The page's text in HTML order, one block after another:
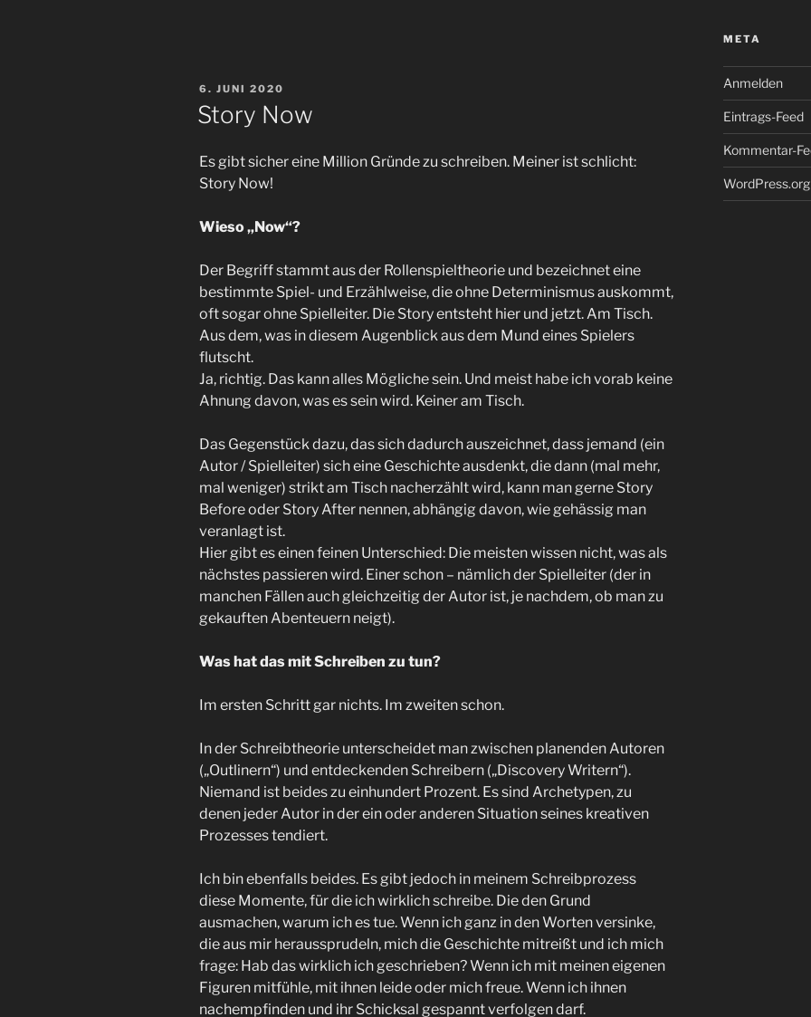
VERÖFFENTLICHT
6. JUNI 2020
Story Now
Es gibt sicher eine Million Gründe zu schreiben. Meiner ist schlicht:
Story Now!
Wieso „Now“?
Der Begriff stammt aus der Rollenspieltheorie und bezeichnet eine
bestimmte Spiel- und Erzählweise, die ohne Determinismus auskommt,
oft sogar ohne Spielleiter. Die Story entsteht hier und jetzt. Am Tisch.
Aus dem, was in diesem Augenblick aus dem Mund eines Spielers
flutscht.
Ja, richtig. Das kann alles Mögliche sein. Und meist habe ich vorab keine
Ahnung davon, was es sein wird. Keiner am Tisch.
Das Gegenstück dazu, das sich dadurch auszeichnet, dass jemand (ein
Autor / Spielleiter) sich eine Geschichte ausdenkt, die dann (mal mehr,
mal weniger) strikt am Tisch nacherzählt wird, kann man gerne Story
Before oder Story After nennen, abhängig davon, wie gehässig man
veranlagt ist.
Hier gibt es einen feinen Unterschied: Die meisten wissen nicht, was als
nächstes passieren wird. Einer schon – nämlich der Spielleiter (der in
manchen Fällen auch gleichzeitig der Autor ist, je nachdem, ob man zu
gekauften Abenteuern neigt).
Was hat das mit Schreiben zu tun?
Im ersten Schritt gar nichts. Im zweiten schon.
In der Schreibtheorie unterscheidet man zwischen planenden Autoren
(„Outlinern“) und entdeckenden Schreibern („Discovery Writern“).
Niemand ist beides zu einhundert Prozent. Es sind Archetypen, zu
denen jeder Autor in der ein oder anderen Situation seines kreativen
Prozesses tendiert.
Ich bin ebenfalls beides. Es gibt jedoch in meinem Schreibprozess
diese Momente, für die ich wirklich schreibe. Die den Grund
ausmachen, warum ich es tue. Wenn ich ganz in den Worten versinke,
die aus mir heraussprudeln, mich die Geschichte mitreißt und ich mich
frage: Hab das wirklich ich geschrieben? Wenn ich mit meinen eigenen
Figuren mitfühle, mit ihnen leide oder mich freue. Wenn ich ihnen
nachempfinden und ihr Schicksal gespannt verfolgen darf.
META
Anmelden
Eintrags-Feed
Kommentar-
WordPress.org